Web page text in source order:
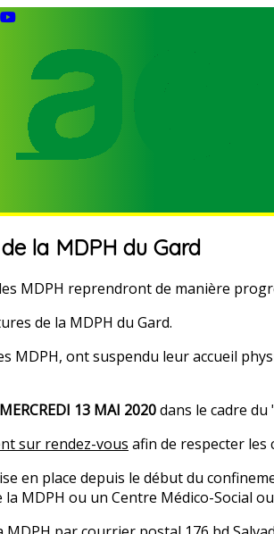
la MDPH du Gard
MDPH reprendront de manière
de la MDPH du Gard.
MDPH, ont suspendu leur accueil
MERCREDI 13 MAI 2020dans le cadre du
sur rendez-vous afin de respecter les
en place depuis le début du
MDPH ou un Centre Médico-Social